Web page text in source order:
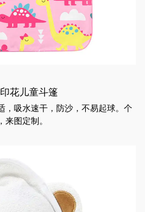
花儿童斗篷
，吸水速干，防沙，不易起球。个
来图定制。